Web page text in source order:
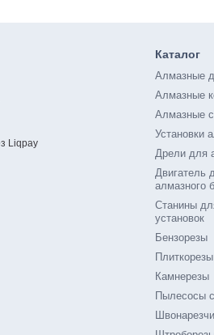
Каталог
Алмазные
Алмазные
Алмазные
Установки
Дрели для
Двигатель
алмазного
Станины
установок
Бензорезы
Плиткорезы
Камнерезы
Пылесосы